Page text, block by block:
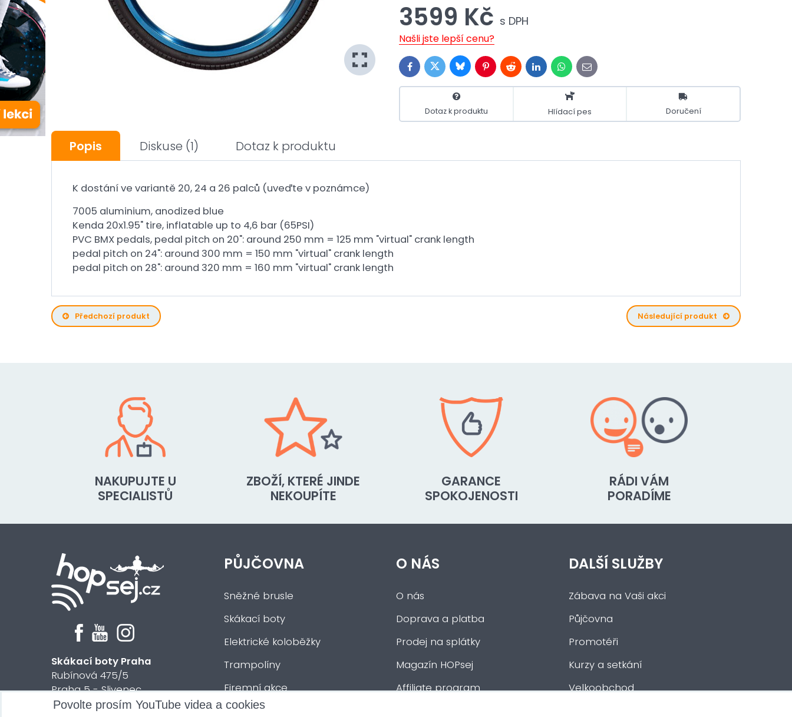
3599 Kč s DPH
Našli jste lepší cenu?
FacebookTwitterBlueskyPinterestRedditLinkedInWhatsApp
E-
mail
Dotaz k produktu Hlídací pes Doručení
Popis Diskuse (1) Dotaz k produktu
K dostání ve variantě 20, 24 a 26 palců (uveďte v poznámce)
7005 aluminium, anodized blue
Kenda 20x1.95" tire, inflatable up to 4,6 bar (65PSI)
PVC BMX pedals, pedal pitch on 20": around 250 mm = 125 mm "virtual" crank length
pedal pitch on 24": around 300 mm = 150 mm "virtual" crank length
pedal pitch on 28": around 320 mm = 160 mm "virtual" crank length
Předchozí produkt Následující produkt
NAKUPUJTE U
SPECIALISTŮ
ZBOŽÍ, KTERÉ JINDE
NEKOUPÍTE
GARANCE
SPOKOJENOSTI
RÁDI VÁM
PORADÍME
Skákací boty Praha
Rubínová 475/5
Praha 5 - Slivenec
© 2024 HOPsej.cz
PŮJČOVNA
Sněžné brusle
Skákací boty
Elektrické koloběžky
Trampolíny
Firemní akce
Půjčení auta
O NÁS
O nás
Doprava a platba
Prodej na splátky
Magazín HOPsej
Affiliate program
DALŠÍ SLUŽBY
Zábava na Vaši akci
Půjčovna
Promotéři
Kurzy a setkání
Velkoobchod
Povolte prosím YouTube videa a cookies